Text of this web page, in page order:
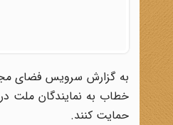
به گزارش سرویس فضای
خطاب به نمایندگان ملت
حمایت کنند.